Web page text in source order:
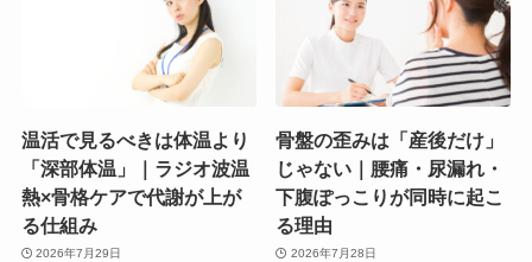
温活で見るべきは体温より
「深部体温」｜ラジオ波温
熱×骨格ケアで代謝が上が
る仕組み
2026年7月29日
骨盤の歪みは「産後だけ」
じゃない｜腰痛・尿漏れ・
下腹ぽっこりが同時に起こ
る理由
2026年7月28日